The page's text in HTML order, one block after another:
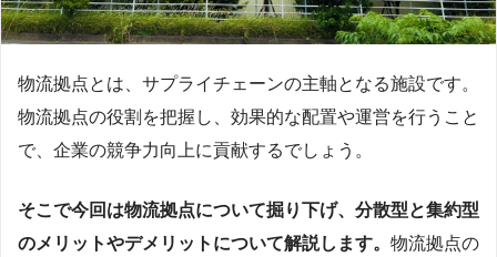
物流拠点とは、サプライチェーンの主軸となる施設です。
物流拠点の役割を把握し、効果的な配置や運営を行うこと
で、企業の競争力向上に貢献するでしょう。
そこで今回は物流拠点について掘り下げ、分散型と集約型
のメリットやデメリットについて解説します。 物流拠点の